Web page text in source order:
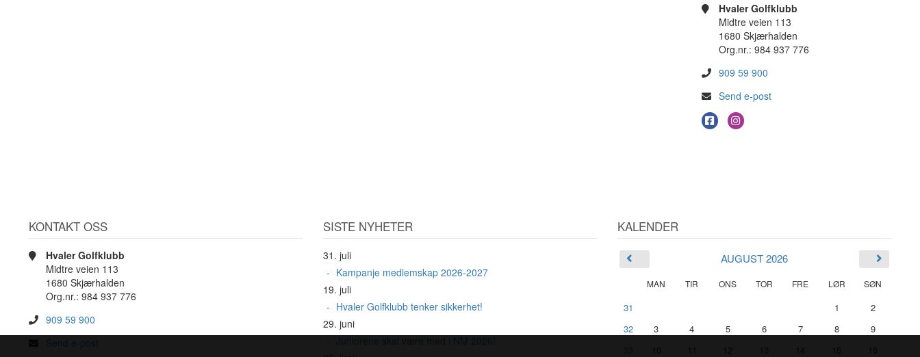
Hvaler Golfklubb
Midtre veien 113
1680 Skjærhalden
Org.nr.: 984 937 776
909 59 900
Send e-post
KONTAKT OSS
Hvaler Golfklubb
Midtre veien 113
1680 Skjærhalden
Org.nr.: 984 937 776
909 59 900
SISTE NYHETER
31. juli
Kampanje medlemskap 2026-2027
19. juli
Hvaler Golfklubb tenker sikkerhet!
29. juni
KALENDER
AUGUST 2026
MAN TIR ONS TOR FRE LØR SØN
31 1
2
32
3 4 5 6 7 8
9